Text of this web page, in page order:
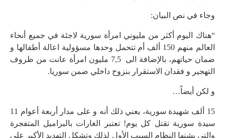
وجاء في نص البيان:
“هناك اليوم أكثر من مليوني امرأة سورية لاجئة في جميع أنحاء
العالم منهم 150 ألف أم تتحمل وحدها مسؤولية اعالة أطفالها و
ضمان حياتهم، بالإضافة الى 7,5 مليون امرأة عانت من ظروف
التهجير و فقدان الاستقرار بنزوح داخلي ضمن سوريا.
و لكن أيضاً…
15 ألف شهيدة سورية، يعني ذلك أنه و على مدار أربعة أعوام 11
سيدة سورية تقتل كل يوم! تعتبر الغارات بالبراميل المتفجرة
والتي يشنها النظام السبب الأول لذلك وتشكل التهديد الأكبر على